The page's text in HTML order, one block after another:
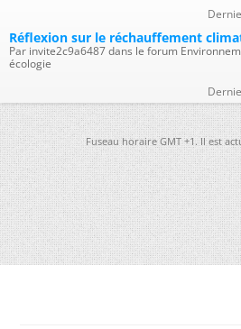
Réflexion sur le réchauffement
Par invite2c9a6487 dans le forum
écologie
Fuseau horaire GMT +1. Il est